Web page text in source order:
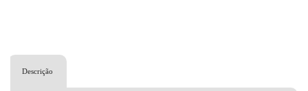
Descrição